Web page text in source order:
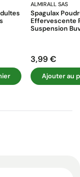
ALMIRALL SAS
Spagulax
Effervescente
Suspension
Prix
3,99 €
Ajouter au